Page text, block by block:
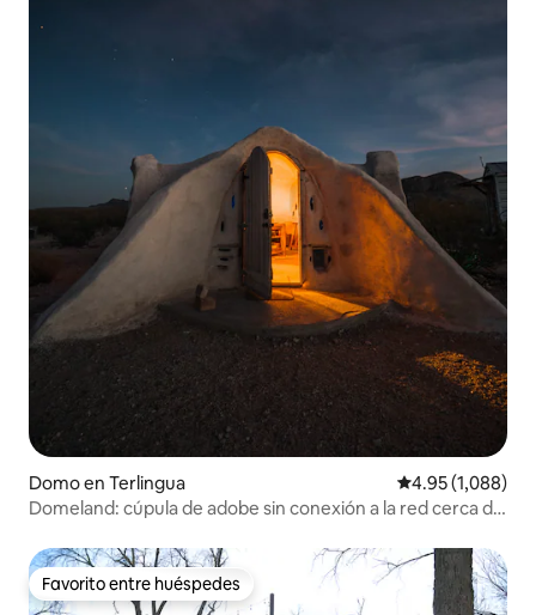
Domo en Terlingua Calificación
4.95 (1,088)
Domeland: cúpula de adobe sin conexión a la red cerca de
Favorito entre huéspedes
Favorito entre huéspedes